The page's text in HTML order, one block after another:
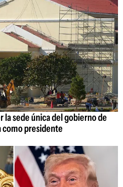
la sede única del gobierno de
como presidente